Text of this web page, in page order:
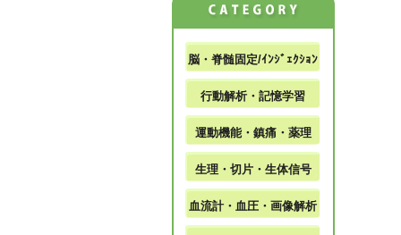
脳・脊髄固定/ｲﾝｼﾞｪｸｼｮﾝ
行動解析・記憶学習
運動機能・鎮痛・薬理
生理・切片・生体信号
血流計・血圧・画像解析